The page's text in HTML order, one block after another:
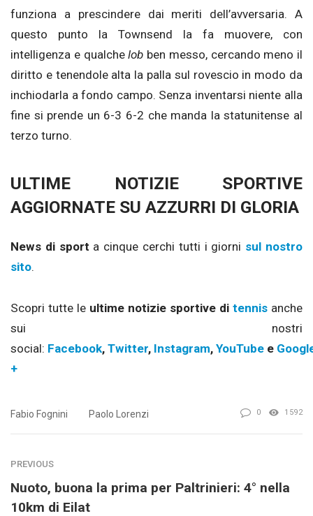
funziona a prescindere dai meriti dell’avversaria. A
questo punto la Townsend la fa muovere, con
intelligenza e qualchelob ben messo, cercando meno il
diritto e tenendole alta la palla sul rovescio in modo da
inchiodarla a fondo campo. Senza inventarsi niente alla
fine si prende un 6-3 6-2 che manda la statunitense al
terzo turno.
ULTIME NOTIZIE SPORTIVE
AGGIORNATE SU AZZURRI DI GLORIA
News di sport a cinque cerchi tutti i giorni sul nostro
sito.
Scopri tutte le ultime notizie sportive di tennis anche
sui nostri
social: Facebook, Twitter, Instagram, YouTube e
+
Fabio Fognini Paolo Lorenzi 0 1592
PREVIOUS
Nuoto, buona la prima per Paltrinieri: 4° nella
10km di Eilat